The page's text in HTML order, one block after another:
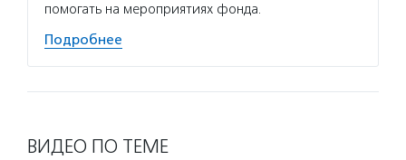
помогать на мероприятиях фонда.
Подробнее
ВИДЕО ПО ТЕМЕ